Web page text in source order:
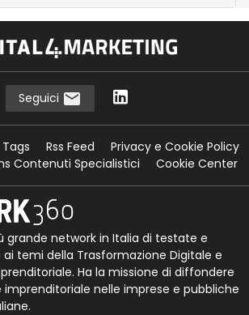
Seguici
Tags Rss Feed
Privacy e Cookie Policy
Contenuti Specialistici
Cookie Center
grande network in Italia di testate e
ai temi della Trasformazione Digitale e
Ha la missione di diffondere
nelle imprese e pubbliche